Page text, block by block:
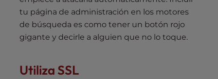
tu página de administración en los motores
de búsqueda es como tener un botón rojo
gigante y decirle a alguien que no lo toque.
Utiliza SSL